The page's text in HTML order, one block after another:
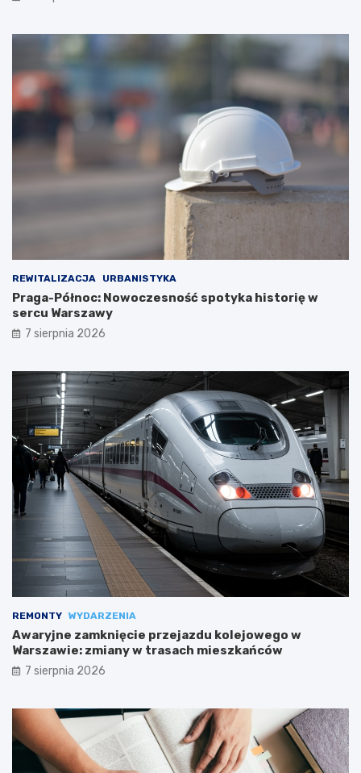
REWITALIZACJA URBANISTYKA
Praga-Północ: Nowoczesność spotyka historię w
sercu Warszawy
7 sierpnia 2026
REMONTY WYDARZENIA
Awaryjne zamknięcie przejazdu kolejowego w
Warszawie: zmiany w trasach mieszkańców
7 sierpnia 2026